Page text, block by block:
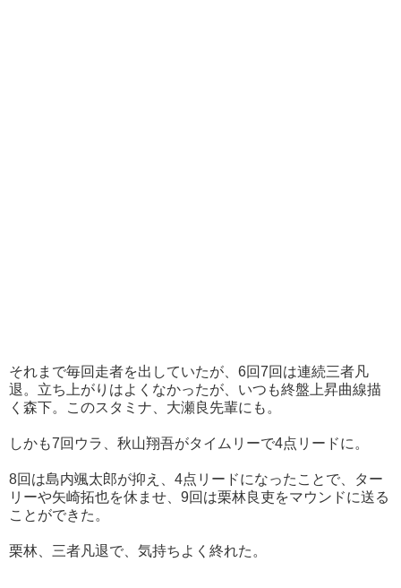
それまで毎回走者を出していたが、6回7回は連続三者凡
退。立ち上がりはよくなかったが、いつも終盤上昇曲線描
く森下。このスタミナ、大瀬良先輩にも。
しかも7回ウラ、秋山翔吾がタイムリーで4点リードに。
8回は島内颯太郎が抑え、4点リードになったことで、ター
リーや矢崎拓也を休ませ、9回は栗林良吏をマウンドに送る
ことができた。
栗林、三者凡退で、気持ちよく終れた。